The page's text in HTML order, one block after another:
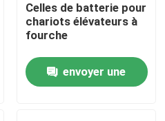
Celles de batterie pour
chariots élévateurs à
fourche
envoyer une